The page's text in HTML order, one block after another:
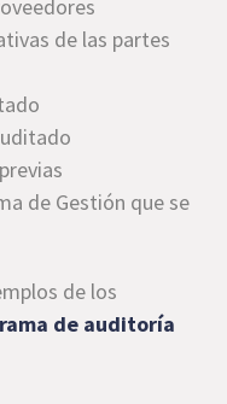
de las partes
de Gestión que se
de los
de auditoría